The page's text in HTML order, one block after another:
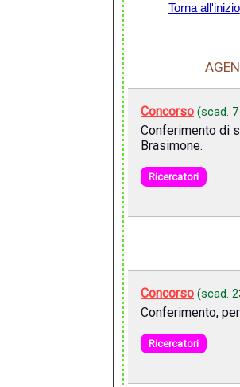
Torna all'inizio
Concorso (scad.
Conferimento di
Brasimone.
Ricercatori
Concorso (scad.
Conferimento,
Ricercatori